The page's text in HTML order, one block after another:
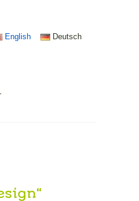
English Deutsch